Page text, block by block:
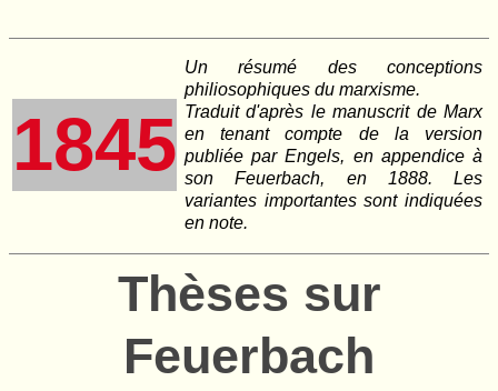
1845
Un résumé des conceptions
philiosophiques du marxisme.
Traduit d'après le manuscrit de Marx
en tenant compte de la version
publiée par Engels, en appendice à
sonFeuerbach, en 1888. Les
variantes importantes sont indiquées
en note.
Thèses sur
Feuerbach